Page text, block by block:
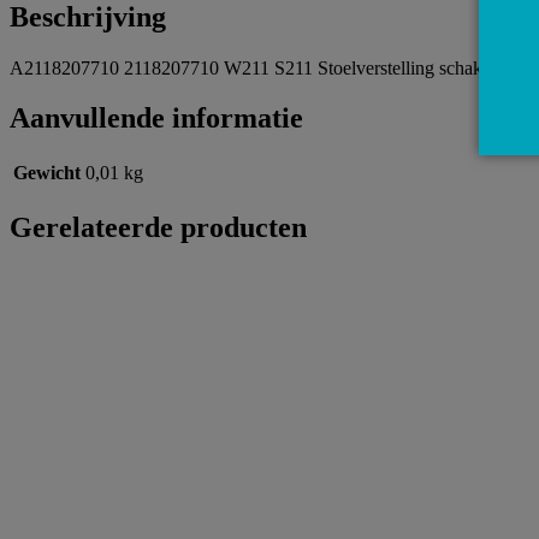
Beschrijving
A2118207710 2118207710 W211 S211 Stoelverstelling schakelaar
Aanvullende informatie
Gewicht 0,01 kg
Gerelateerde producten